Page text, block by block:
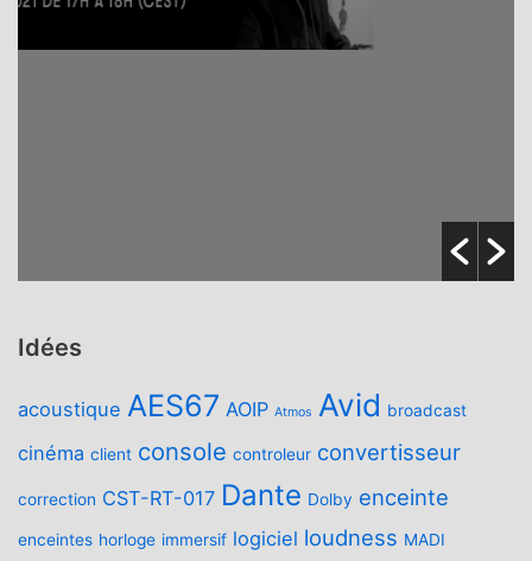
Idées
acoustique AES67 AOIP Atmos Avid broadcast
cinéma client console controleur convertisseur
correction CST-RT-017 Dante Dolby enceinte
enceintes horloge immersif logiciel loudness MADI